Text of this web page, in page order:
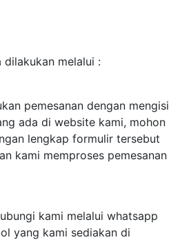
dilakukan melalui :
pemesanan dengan mengisi
ada di website kami, mohon
lengkap formulir tersebut
kami memproses pemesanan
kami melalui whatsapp
yang kami sediakan di